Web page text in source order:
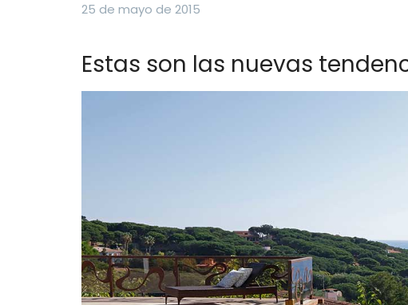
25 de mayo de 2015
Estas son las nuevas